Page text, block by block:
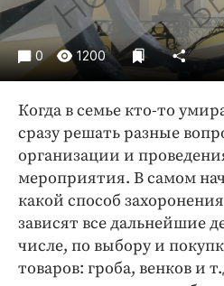
Общество
Погода
Праздники
Спорт
Экономика и бизнес
ПРОЕКТЫ
Блоги
Издания
Медиаперсона
0 1200
Когда в семье кто-то
сразу решать разные
организации и
мероприятия. В самом
какой способ
зависят все дальнейшие
числе, по выбору и
товаров: гроба, венков и